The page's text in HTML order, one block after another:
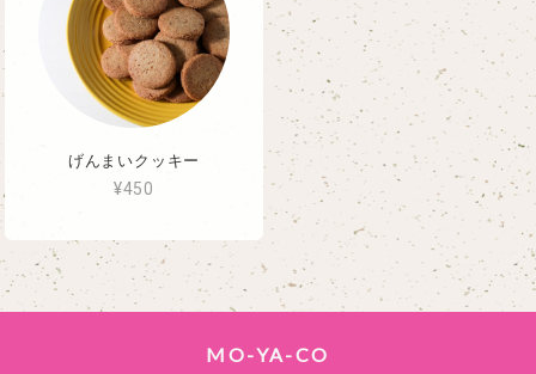
げんまいクッキー
¥450
MO-YA-CO